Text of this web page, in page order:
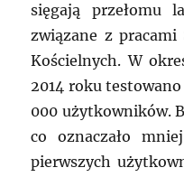
sięgają przełomu
związane z pracami
Kościelnych. W
2014 roku
000 użytkowników.
co oznaczało
pierwszych